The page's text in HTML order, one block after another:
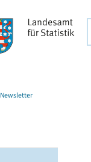
Newsletter